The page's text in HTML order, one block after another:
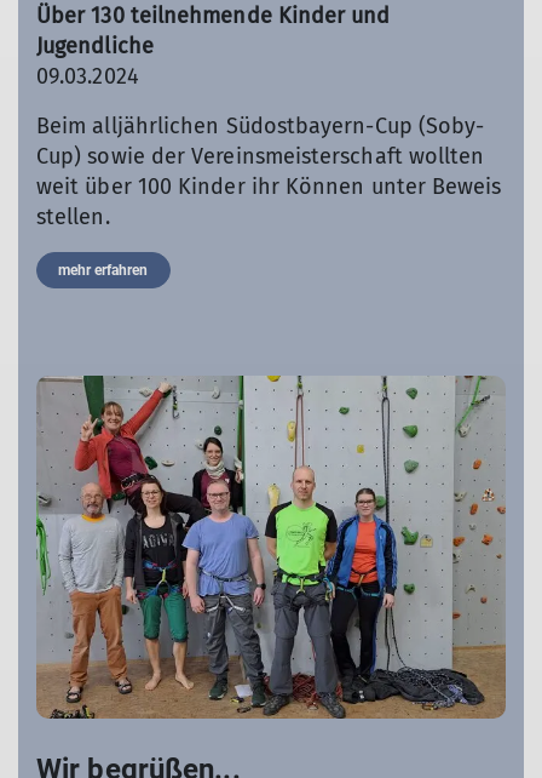
Über 130 teilnehmende Kinder und
Jugendliche
09.03.2024
Beim alljährlichen Südostbayern-Cup (Soby-
Cup) sowie der Vereinsmeisterschaft wollten
weit über 100 Kinder ihr Können unter Beweis
stellen.
mehr erfahren
Wir begrüßen...